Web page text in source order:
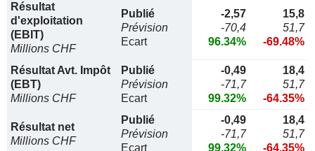
Résultat
d'exploitation
(EBIT)
Millions CHF
Publié
Prévision
Ecart
-2,57
-70,4
96.34%
15,8
51,7
-69.48%
Résultat Avt. Impôt
(EBT)
Millions CHF
Publié
Prévision
Ecart
-0,49
-71,7
99.32%
18,4
51,7
-64.35%
Résultat net
Millions CHF
Publié
Prévision
Ecart
-0,49
-71,7
99.32%
18,4
51,7
-64.35%